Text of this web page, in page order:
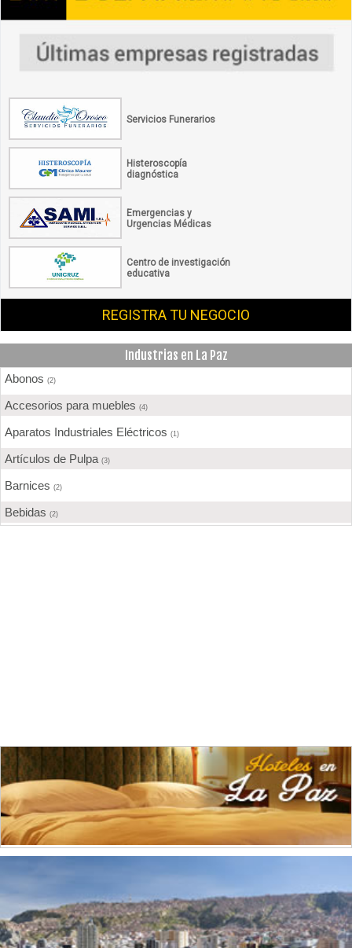
Servicios Funerarios
Histeroscopía
diagnóstica
Emergencias y
Urgencias Médicas
Centro de investigación
educativa
REGISTRA TU NEGOCIO
Industrias en La Paz
Abonos (2)
Accesorios para muebles (4)
Aparatos Industriales Eléctricos (1)
Artículos de Pulpa (3)
Barnices (2)
Bebidas (2)
Elaboración de alimentos para animales
Electricidad(1)
Envasado y conservación de legumbres(2)
Fábrica de Ladrillos
Fotografías
Grasas Vegetales(1)
Hierro(2)